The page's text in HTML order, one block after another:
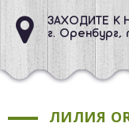
ЗАХОДИТЕ К
г. Оренбург,
ЛИЛИЯ OR